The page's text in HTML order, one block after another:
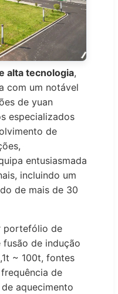
alta tecnologia,
com um notável
de yuan
especializados
de
entusiasmada
incluindo um
de mais de 30
portefólio de
de indução
~ 100t, fontes
de
aquecimento